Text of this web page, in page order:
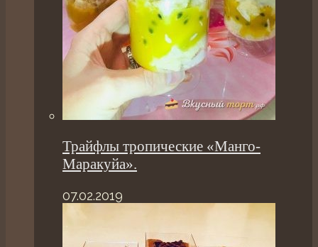
Трайфлы тропические «Манго-
Маракуйа».
07.02.2019